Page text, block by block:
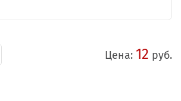
Цена: 12 руб.